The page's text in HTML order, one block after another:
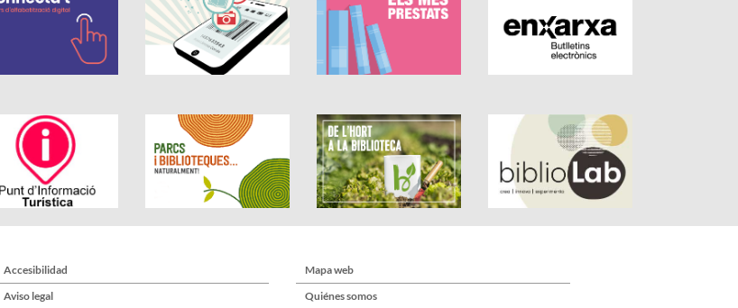
Accesibilidad
Aviso legal
Mapa web
Quiénes somos